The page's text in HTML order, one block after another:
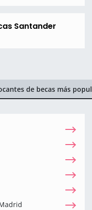
Santander
de becas más